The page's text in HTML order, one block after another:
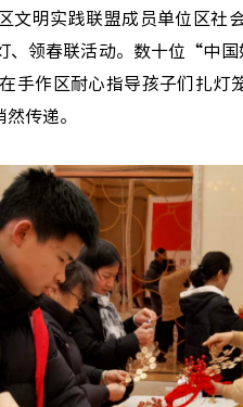
明实践联盟成员单位区社
领春联活动。数十位“中
手作区耐心指导孩子们扎
传递。